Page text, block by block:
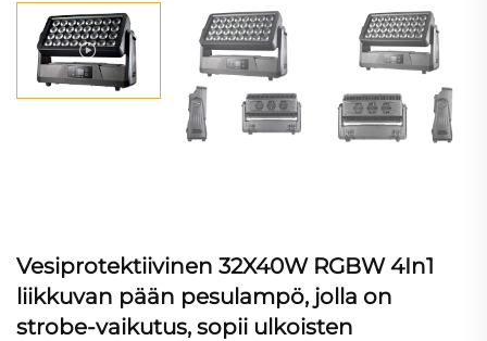
Vesiprotektiivinen 32X40W RGBW 4In1
liikkuvan pään pesulampö, jolla on
strobe-vaikutus, sopii ulkoisten